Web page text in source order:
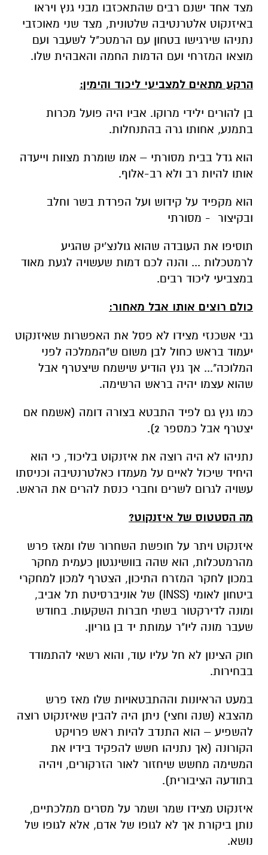
מצד אחד ישנם רבים שהתאכזבו מבני גנץ ויראו
באיזנקוט אלטרנטיבה שלטונית, מצד שני מאוכזבי
נתניהו שירגישו בטחון עם הרמטכ"ל לשעבר ועם
מוצאו המזרחי ועם הדמות החמה והאבהית שלו.
הרקע מתאים למצביעי ליכוד והימין:
בן להורים ילידי מרוקו. אביו היה פועל מכרות
בתמנע, אחותו גרה בהתנחלות.
הוא גדל בבית מסורתי – אמו שומרת מצוות וייעדה
אותו להיות רב ולא רב-אלוף.
הוא מקפיד על קידוש ועל הפרדת בשר וחלב
ובקיצור - מסורתי
תוסיפו את העובדה שהוא גולנצ'יק שהגיע
לרמטכלות ... והנה לכם דמות שעשויה לגעת מאוד
במצביעי ליכוד רבים.
כולם רוצים אותו אבל מאחור:
גבי אשכנזי מצידו לא פסל את האפשרות שאיזנקוט
יעמוד בראש כחול לבן משום ש"הממלכה לפני
המלוכה"... אך גנץ הודיע שישמח שיצטרף אבל
שהוא עצמו יהיה בראש הרשימה.
כמו גנץ גם לפיד התבטא בצורה דומה (אשמח אם
יצטרף אבל כמספר 2).
נתניהו לא היה רוצה את איזנקוט בליכוד, כי הוא
היחיד שיכול לאיים על מעמדו כאלטרנטיבה וכניסתו
עשויה לגרום לשרים וחברי כנסת להרים את הראש.
מה הסטטוס של איזנקוט?
איזנקוט ויתר על חופשת השחרור שלו ומאז פרש
מהרמטכלות, הוא שהה בוושינגטון כעמית מחקר
במכון לחקר המזרח התיכון, הצטרף למכון למחקרי
ביטחון לאומי (INSS) של אוניברסיטת תל אביב,
ומונה לדירקטור בשתי חברות השקעות. בחודש
שעבר מונה ליו"ר עמותת יד בן גוריון.
חוק הצינון לא חל עליו עוד, והוא רשאי להתמודד
בבחירות.
במעט הראיונות וההתבטאויות שלו מאז פרש
מהצבא (שנה וחצי) ניתן היה להבין שאיזנקוט רוצה
להשפיע – הוא התנדב להיות ראש פרויקט
הקורונה (אך נתניהו חשש להפקיד בידיו את
המשימה מחשש שיחזור לאור הזרקורים, ויהיה
בתודעה הציבורית).
איזנקוט מצידו שמר ושמר על מסרים ממלכתיים,
נותן ביקורת אך לא לגופו של אדם, אלא לגופו של
נושא.